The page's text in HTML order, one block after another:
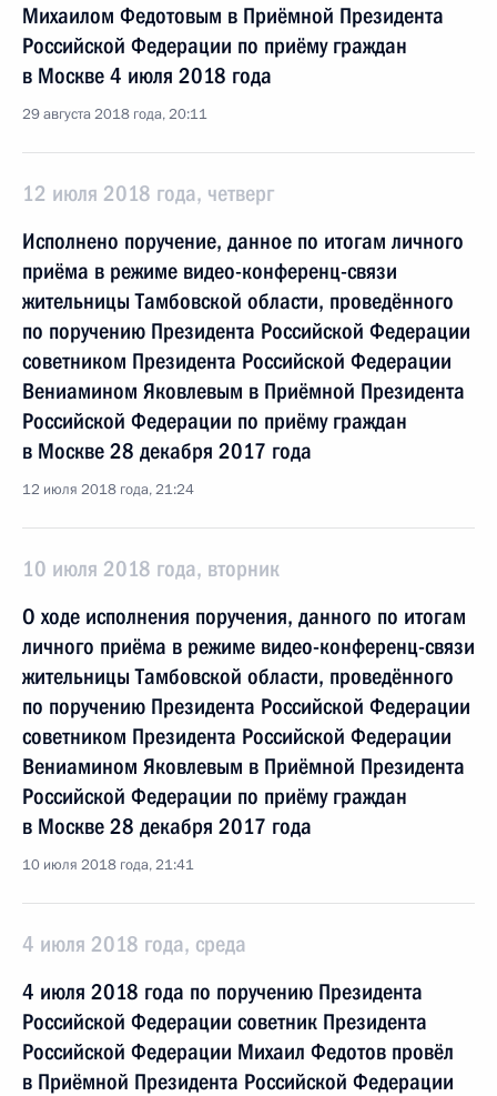
Михаилом Федотовым в Приёмной Президента
Российской Федерации по приёму граждан
в Москве 4 июля 2018 года
29 августа 2018 года, 20:11
12 июля 2018 года, четверг
Исполнено поручение, данное по итогам личного
приёма в режиме видео-конференц-связи
жительницы Тамбовской области, проведённого
по поручению Президента Российской Федерации
советником Президента Российской Федерации
Вениамином Яковлевым в Приёмной Президента
Российской Федерации по приёму граждан
в Москве 28 декабря 2017 года
12 июля 2018 года, 21:24
10 июля 2018 года, вторник
О ходе исполнения поручения, данного по итогам
личного приёма в режиме видео-конференц-связи
жительницы Тамбовской области, проведённого
по поручению Президента Российской Федерации
советником Президента Российской Федерации
Вениамином Яковлевым в Приёмной Президента
Российской Федерации по приёму граждан
в Москве 28 декабря 2017 года
10 июля 2018 года, 21:41
4 июля 2018 года, среда
4 июля 2018 года по поручению Президента
Российской Федерации советник Президента
Российской Федерации Михаил Федотов провёл
в Приёмной Президента Российской Федерации